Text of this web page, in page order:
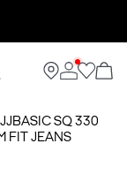
SQ 330
FIT JEANS